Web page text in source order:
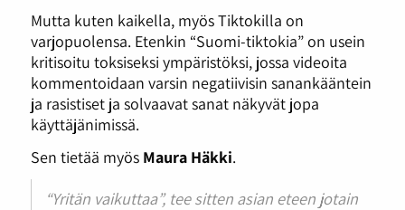
Mutta kuten kaikella, myös Tiktokilla on
varjopuolensa. Etenkin “Suomi-tiktokia” on usein
kritisoitu toksiseksi ympäristöksi, jossa videoita
kommentoidaan varsin negatiivisin sanankääntein
ja rasistiset ja solvaavat sanat näkyvät jopa
käyttäjänimissä.
Sen tietää myös Maura Häkki.
“Yritän vaikuttaa”, tee sitten asian eteen jotain